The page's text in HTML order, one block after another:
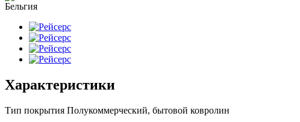
Характеристики
Тип покрытия Полукоммерческий, бытовой ковролин